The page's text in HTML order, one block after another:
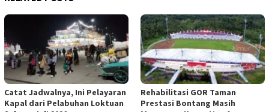
Catat Jadwalnya, Ini Pelayaran
Kapal dari Pelabuhan Loktuan
Rehabilitasi GOR Taman
Prestasi Bontang Masih